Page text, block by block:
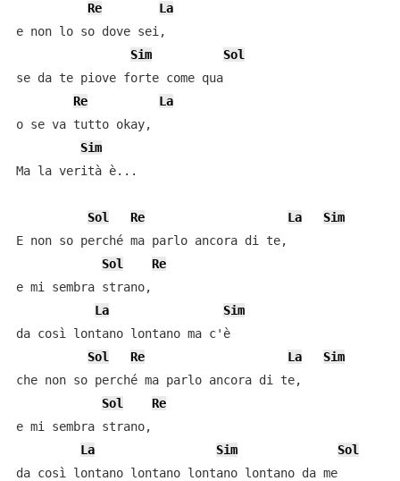
Re
La
e non lo so dove sei,
Sim
Sol
se da te piove forte come qua
Re
La
o se va tutto okay,
Sim
Ma la verità è...
Sol Re La
Sim
E non so perché ma parlo ancora di te,
Sol
Re
e mi sembra strano,
La
Sim
da così lontano lontano ma c'è
Sol
Re La
Sim
che non so perché ma parlo ancora di te,
Sol
Re
e mi sembra strano,
La
Sim
Sol
da così lontano lontano lontano lontano da me